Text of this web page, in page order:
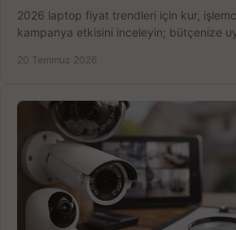
2026 laptop fiyat trendleri için kur,
kampanya etkisini inceleyin; bütçenize
20 Temmuz 2026